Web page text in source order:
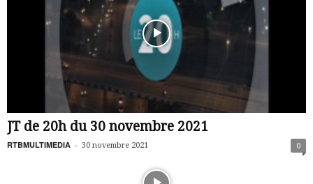
JT de 20h du 30 novembre 2021
RTBMULTIMEDIA - 30 novembre 2021 0